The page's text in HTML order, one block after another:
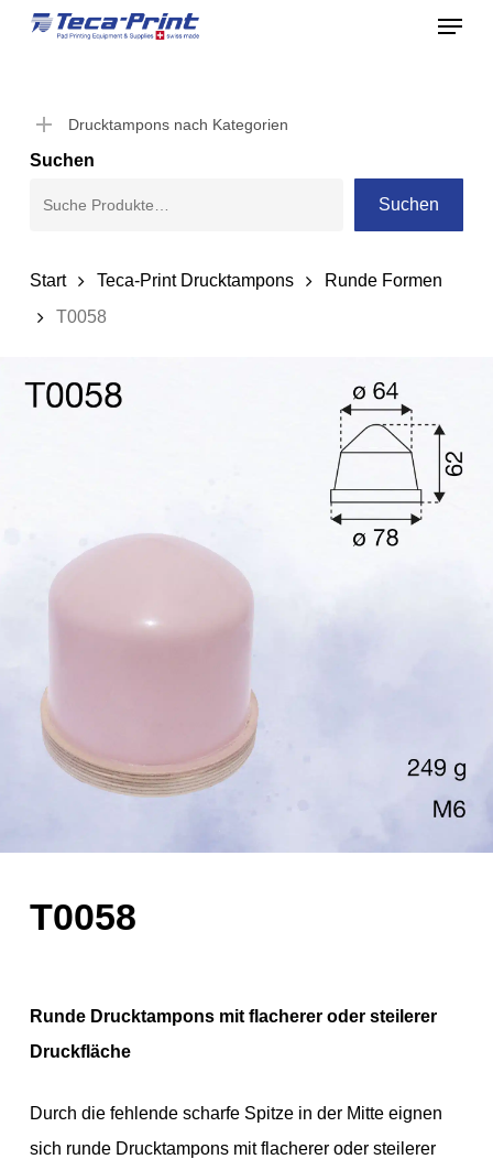
Skip
content
Menu
Drucktampons nach Kategorien
Suchen
Suchen
Start Teca-Print Drucktampons
Runde Formen
T0058
T0058
Runde Drucktampons mit flacherer oder steilerer
Druckfläche
Durch die fehlende scharfe Spitze in der Mitte eignen
sich runde Drucktampons mit flacherer oder steilerer